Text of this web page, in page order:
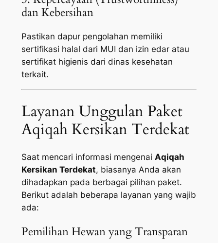
dan Kebersihan
Pastikan dapur pengolahan memiliki
sertifikasi halal dari MUI dan izin edar atau
sertifikat higienis dari dinas kesehatan
terkait.
Layanan Unggulan Paket
Aqiqah Kersikan Terdekat
Saat mencari informasi mengenai Aqiqah
Kersikan Terdekat, biasanya Anda akan
dihadapkan pada berbagai pilihan paket.
Berikut adalah beberapa layanan yang wajib
ada:
Pemilihan Hewan yang Transparan